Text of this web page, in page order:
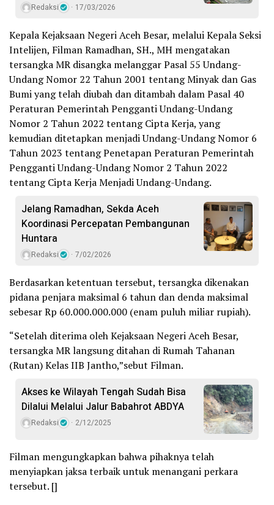
Redaksi 17/03/2026
Kepala Kejaksaan Negeri Aceh Besar, melalui Kepala Seksi
Intelijen, Filman Ramadhan, SH., MH mengatakan
tersangka MR disangka melanggar Pasal 55 Undang-
Undang Nomor 22 Tahun 2001 tentang Minyak dan Gas
Bumi yang telah diubah dan ditambah dalam Pasal 40
Peraturan Pemerintah Pengganti Undang-Undang
Nomor 2 Tahun 2022 tentang Cipta Kerja, yang
kemudian ditetapkan menjadi Undang-Undang Nomor 6
Tahun 2023 tentang Penetapan Peraturan Pemerintah
Pengganti Undang-Undang Nomor 2 Tahun 2022
tentang Cipta Kerja Menjadi Undang-Undang.
‎Jelang Ramadhan, Sekda Aceh
Koordinasi Percepatan Pembangunan
Huntara
Redaksi 7/02/2026
Berdasarkan ketentuan tersebut, tersangka dikenakan
pidana penjara maksimal 6 tahun dan denda maksimal
sebesar Rp 60.000.000.000 (enam puluh miliar rupiah).
“Setelah diterima oleh Kejaksaan Negeri Aceh Besar,
tersangka MR langsung ditahan di Rumah Tahanan
(Rutan) Kelas IIB Jantho,”sebut Filman.
Akses ke Wilayah Tengah Sudah Bisa
Dilalui Melalui Jalur Babahrot ABDYA
Redaksi 2/12/2025
Filman mengungkapkan bahwa pihaknya telah
menyiapkan jaksa terbaik untuk menangani perkara
tersebut. []